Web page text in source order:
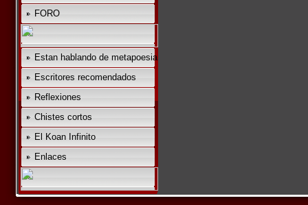
FORO
Estan hablando de metapoesia
Escritores recomendados
Reflexiones
Chistes cortos
El Koan Infinito
Enlaces